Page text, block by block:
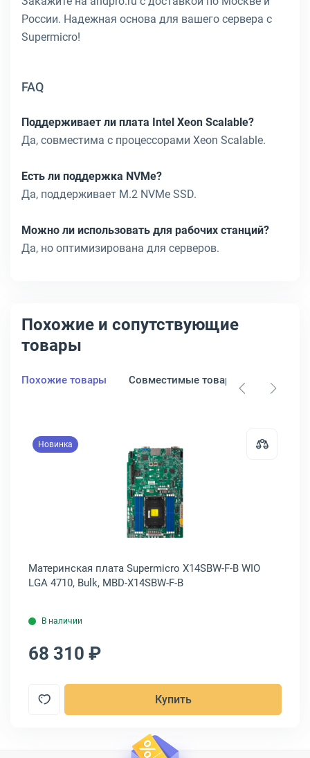
России. Надежная основа для вашего сервера с
Supermicro!
FAQ
Поддерживает ли плата Intel Xeon Scalable?
Да, совместима с процессорами Xeon Scalable.
Есть ли поддержка NVMe?
Да, поддерживает M.2 NVMe SSD.
Можно ли использовать для рабочих станций?
Да, но оптимизирована для серверов.
Похожие и сопутствующие
товары
Похожие товары Совместимые товары
плата Supermicro X11DAi-N E-ATX LGA 3647, Bulk, MBD-X11DAI-
Новинка
Открыть товар: Материнская
Материнская плата Supermicro X14SBW-F-B WIO
LGA 4710, Bulk, MBD-X14SBW-F-B
В наличии
68 310 ₽
Купить